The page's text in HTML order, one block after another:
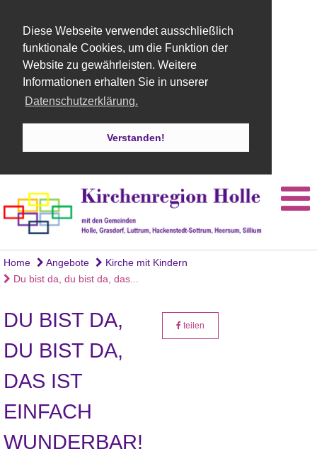
Diese Webseite verwendet ausschließlich
funktionale Cookies, um die Funktion der
Website zu gewährleisten. Weitere
Informationen erhalten Sie in unserer
Datenschutzerklärung.
Verstanden!
Home Angebote
Kirche mit Kindern
Du bist da, du bist da, das...
DU BIST DA,
DU BIST DA,
DAS IST
EINFACH
WUNDERBAR!
teilen